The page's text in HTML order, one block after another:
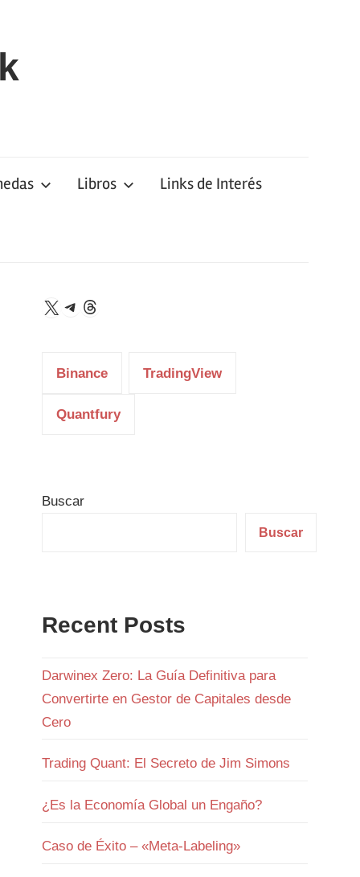
Libros Links de Interés
X Telegram
Threads
Binance TradingView
Quantfury
Buscar
Buscar
Recent Posts
Darwinex Zero: La Guía Definitiva para
Convertirte en Gestor de Capitales desde
Cero
Trading Quant: El Secreto de Jim Simons
¿Es la Economía Global un Engaño?
Caso de Éxito – «Meta-Labeling»